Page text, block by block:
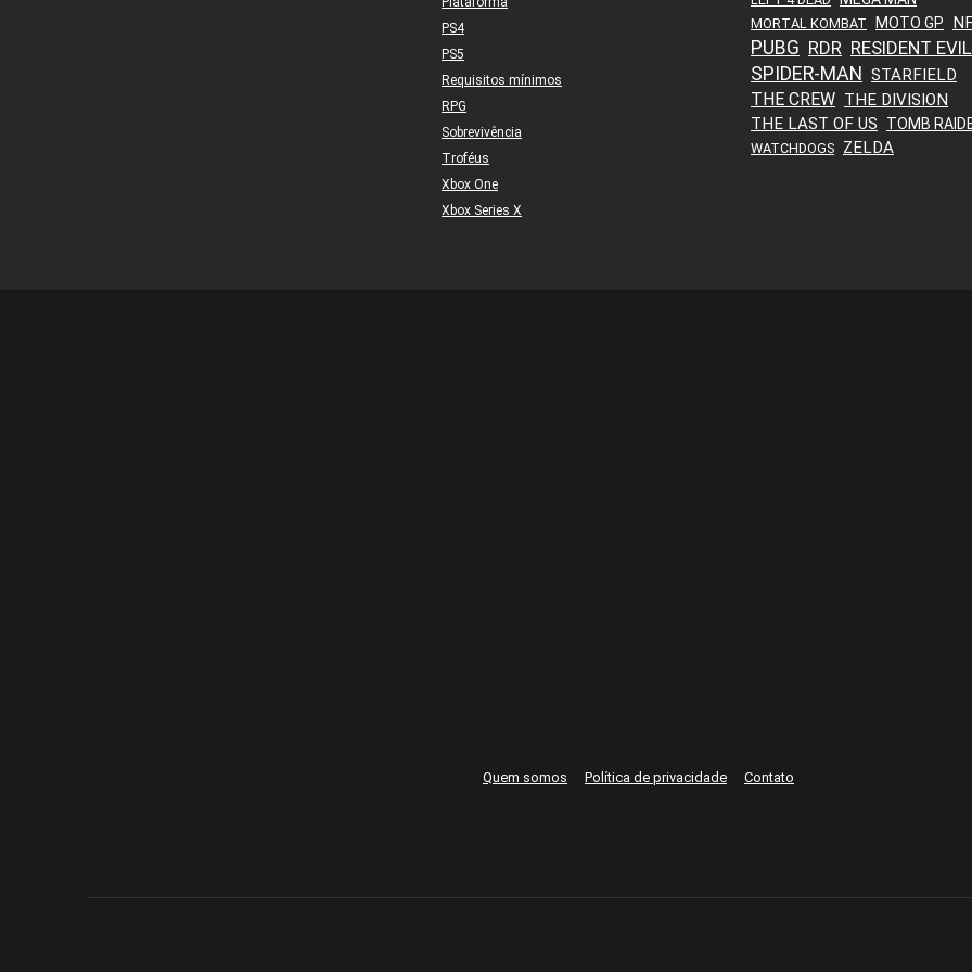
PS4
PS5
Requisitos mínimos
RPG
Sobrevivência
Troféus
Xbox One
Xbox Series X
MORTAL KOMBAT MOTO GP
PUBG RDR RESIDENT EVIL
SPIDER-MAN STARFIELD
THE CREW THE DIVISION
THE LAST OF US
TOMB
WATCHDOGS ZELDA
Quem somos Política de privacidade Contato